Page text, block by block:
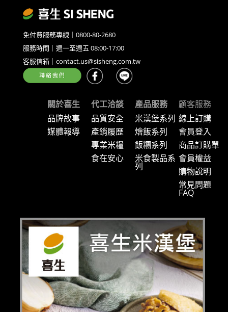
免付費服務專線｜0800-80-2680
服務時間｜週一至週五 08:00-17:00
客服信箱｜contact.us@sisheng.com.tw
關於喜生 代工洽談 產品服務
顧客服務
品牌故事
媒體報導
品質安全
產銷履歷
專業米糧
食在安心
米漢堡系列
燴飯系列
飯糰系列
米食製品系
列
線上訂購
會員登入
商品訂購單
會員權益
購物說明
常見問題
FAQ